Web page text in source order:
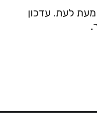
מעת לעת. עדכון